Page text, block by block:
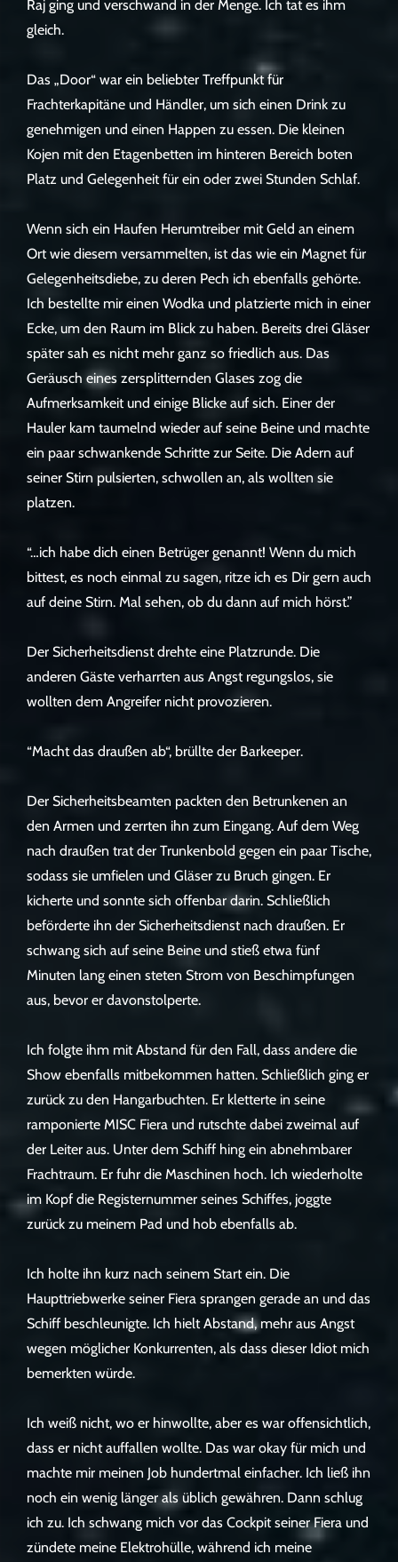
Raj ging und verschwand in der Menge. Ich tat es ihm
gleich.
Das „Door“ war ein beliebter Treffpunkt für
Frachterkapitäne und Händler, um sich einen Drink zu
genehmigen und einen Happen zu essen. Die kleinen
Kojen mit den Etagenbetten im hinteren Bereich boten
Platz und Gelegenheit für ein oder zwei Stunden Schlaf.
Wenn sich ein Haufen Herumtreiber mit Geld an einem
Ort wie diesem versammelten, ist das wie ein Magnet für
Gelegenheitsdiebe, zu deren Pech ich ebenfalls gehörte.
Ich bestellte mir einen Wodka und platzierte mich in einer
Ecke, um den Raum im Blick zu haben. Bereits drei Gläser
später sah es nicht mehr ganz so friedlich aus. Das
Geräusch eines zersplitternden Glases zog die
Aufmerksamkeit und einige Blicke auf sich. Einer der
Hauler kam taumelnd wieder auf seine Beine und machte
ein paar schwankende Schritte zur Seite. Die Adern auf
seiner Stirn pulsierten, schwollen an, als wollten sie
platzen.
“…ich habe dich einen Betrüger genannt! Wenn du mich
bittest, es noch einmal zu sagen, ritze ich es Dir gern auch
auf deine Stirn. Mal sehen, ob du dann auf mich hörst.”
Der Sicherheitsdienst drehte eine Platzrunde. Die
anderen Gäste verharrten aus Angst regungslos, sie
wollten dem Angreifer nicht provozieren.
“Macht das draußen ab“, brüllte der Barkeeper.
Der Sicherheitsbeamten packten den Betrunkenen an
den Armen und zerrten ihn zum Eingang. Auf dem Weg
nach draußen trat der Trunkenbold gegen ein paar Tische,
sodass sie umfielen und Gläser zu Bruch gingen. Er
kicherte und sonnte sich offenbar darin. Schließlich
beförderte ihn der Sicherheitsdienst nach draußen. Er
schwang sich auf seine Beine und stieß etwa fünf
Minuten lang einen steten Strom von Beschimpfungen
aus, bevor er davonstolperte.
Ich folgte ihm mit Abstand für den Fall, dass andere die
Show ebenfalls mitbekommen hatten. Schließlich ging er
zurück zu den Hangarbuchten. Er kletterte in seine
ramponierte MISC Fiera und rutschte dabei zweimal auf
der Leiter aus. Unter dem Schiff hing ein abnehmbarer
Frachtraum. Er fuhr die Maschinen hoch. Ich wiederholte
im Kopf die Registernummer seines Schiffes, joggte
zurück zu meinem Pad und hob ebenfalls ab.
Ich holte ihn kurz nach seinem Start ein. Die
Haupttriebwerke seiner Fiera sprangen gerade an und das
Schiff beschleunigte. Ich hielt Abstand, mehr aus Angst
wegen möglicher Konkurrenten, als dass dieser Idiot mich
bemerkten würde.
Ich weiß nicht, wo er hinwollte, aber es war offensichtlich,
dass er nicht auffallen wollte. Das war okay für mich und
machte mir meinen Job hundertmal einfacher. Ich ließ ihn
noch ein wenig länger als üblich gewähren. Dann schlug
ich zu. Ich schwang mich vor das Cockpit seiner Fiera und
zündete meine Elektrohülle, während ich meine